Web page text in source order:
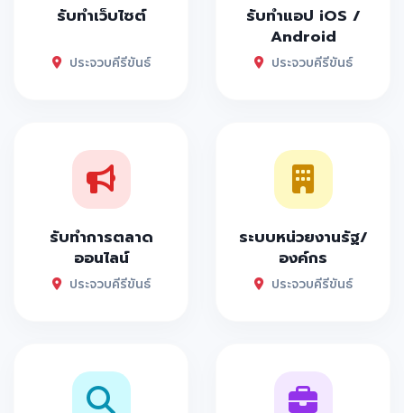
รับทำเว็บไซต์
ประจวบคีรีขันธ์
รับทำแอป iOS /
Android
ประจวบคีรีขันธ์
รับทำการตลาด
ออนไลน์
ประจวบคีรีขันธ์
ระบบหน่วยงานรัฐ/
องค์กร
ประจวบคีรีขันธ์